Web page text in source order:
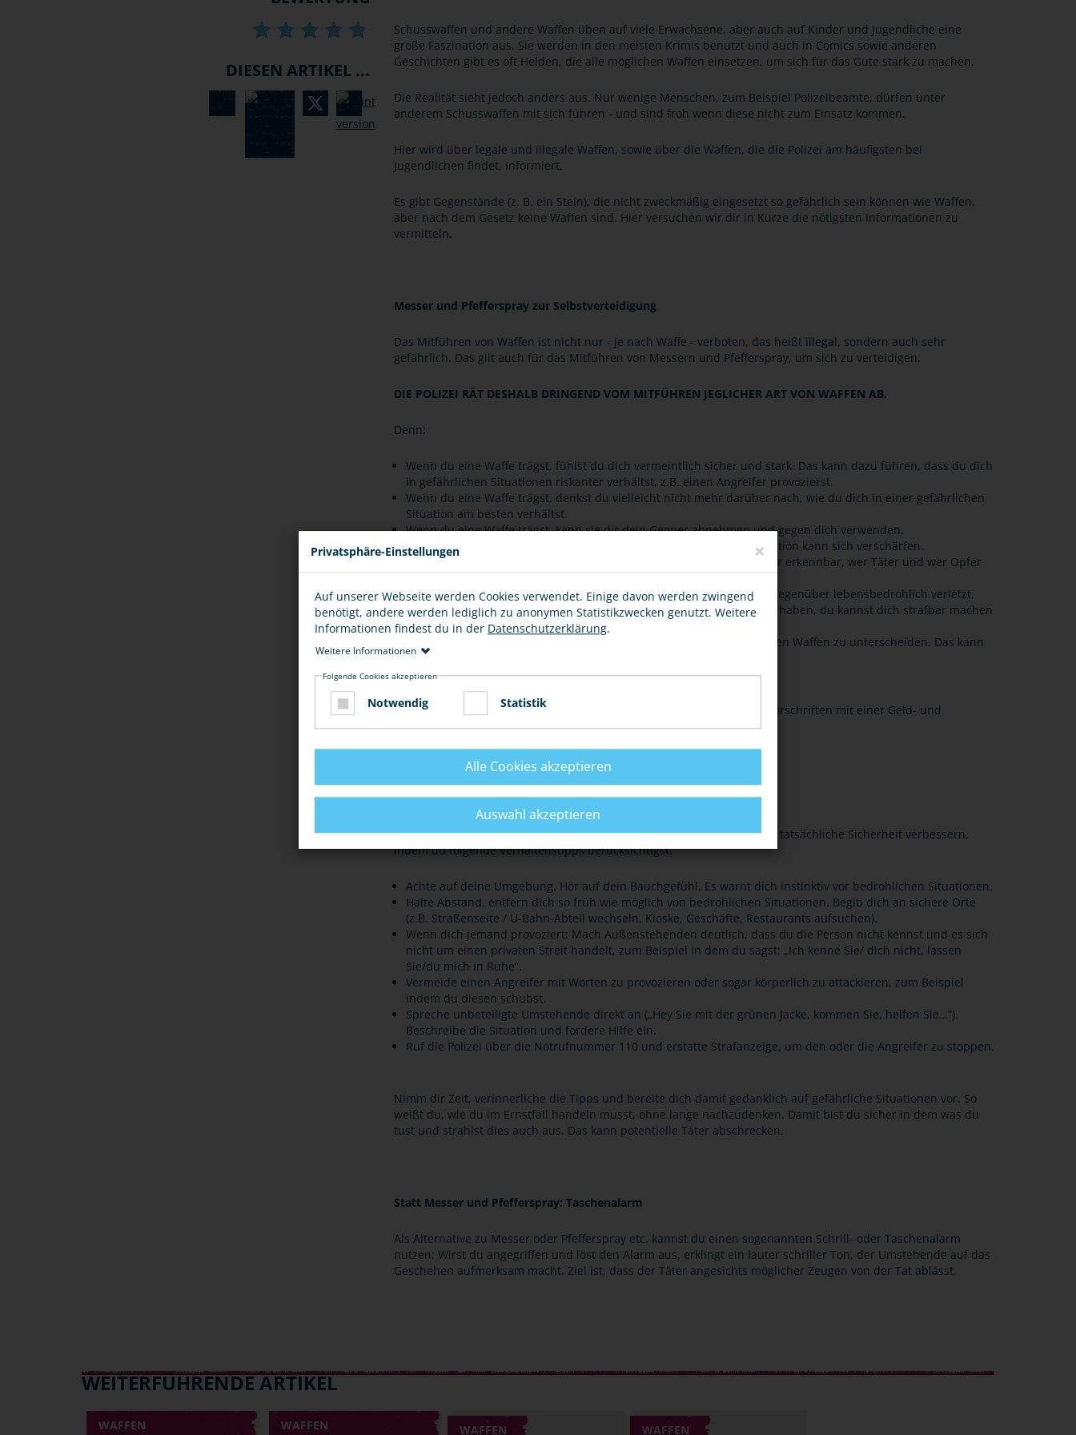
Schusswaffen und andere Waffen üben auf viele Erwachsene, aber auch auf Kinder und Jugendliche eine
große Faszination aus. Sie werden in den meisten Krimis benutzt und auch in Comics sowie anderen
Geschichten gibt es oft Helden, die alle möglichen Waffen einsetzen, um sich für das Gute stark zu machen.
Die Realität sieht jedoch anders aus. Nur wenige Menschen, zum Beispiel Polizeibeamte, dürfen unter
anderem Schusswaffen mit sich führen - und sind froh wenn diese nicht zum Einsatz kommen.
Hier wird über legale und illegale Waffen, sowie über die Waffen, die die Polizei am häufigsten bei
Jugendlichen findet, informiert.
Es gibt Gegenstände (z. B. ein Stein), die nicht zweckmäßig eingesetzt so gefährlich sein können wie Waffen,
aber nach dem Gesetz keine Waffen sind. Hier versuchen wir dir in Kürze die nötigsten Informationen zu
vermitteln.
Messer und Pfefferspray zur Selbstverteidigung
Das Mitführen von Waffen ist nicht nur - je nach Waffe - verboten, das heißt illegal, sondern auch sehr
gefährlich. Das gilt auch für das Mitführen von Messern und Pfefferspray, um sich zu verteidigen.
DIE POLIZEI RÄT DESHALB DRINGEND VOM MITFÜHREN JEGLICHER ART VON WAFFEN AB.
Denn:
Wenn du eine Waffe trägst, fühlst du dich vermeintlich sicher und stark. Das kann dazu führen, dass du dich
in gefährlichen Situationen riskanter verhältst, z.B. einen Angreifer provozierst.
Wenn du eine Waffe trägst, denkst du vielleicht nicht mehr darüber nach, wie du dich in einer gefährlichen
Situation am besten verhältst.
Wenn du eine Waffe trägst, kann sie dir dein Gegner abnehmen und gegen dich verwenden.
Wenn du eine Waffe trägst, kann die Gewalt eskalieren, d.h. die Situation kann sich verschärfen.
Wenn du eine Waffe trägst, ist es für Helfer und für die Polizei schwer erkennbar, wer Täter und wer Opfer
Wenn du eine Waffe trägst, besteht die Gefahr, dass du damit dein Gegenüber lebensbedrohlich verletzt,
zum Beispiel mit einem Messer. Das kann erhebliche Folgen für dich haben, du kannst dich strafbar machen
und verurteilt werden.
Schreckschusswaffen und unechte Waffen sind häufig nicht von echten Waffen zu unterscheiden. Das kann
dazu führen, dass die Polizei im schlimmsten Fall schießt.
Zudem können Verstöße gegen waffenrechtliche Bestimmungen und Vorschriften mit einer Geld- und
Freiheitsstrafe geahndet werden.
Stärke dein Sicherheitsgefühl – ohne Waffen!
Statt eine Waffe zu tragen, kannst du dein Sicherheitsgefühl und deine tatsächliche Sicherheit verbessern,
indem du folgende Verhaltenstipps berücksichtigst:
Achte auf deine Umgebung. Hör auf dein Bauchgefühl. Es warnt dich instinktiv vor bedrohlichen Situationen.
Halte Abstand, entfern dich so früh wie möglich von bedrohlichen Situationen. Begib dich an sichere Orte
(z.B. Straßenseite / U-Bahn-Abteil wechseln, Kioske, Geschäfte, Restaurants aufsuchen).
Wenn dich jemand provoziert: Mach Außenstehenden deutlich, dass du die Person nicht kennst und es sich
nicht um einen privaten Streit handelt, zum Beispiel in dem du sagst: „Ich kenne Sie/ dich nicht, lassen
Sie/du mich in Ruhe“.
Vermeide einen Angreifer mit Worten zu provozieren oder sogar körperlich zu attackieren, zum Beispiel
indem du diesen schubst.
Spreche unbeteiligte Umstehende direkt an („Hey Sie mit der grünen Jacke, kommen Sie, helfen Sie…“).
Beschreibe die Situation und fordere Hilfe ein.
Ruf die Polizei über die Notrufnummer 110 und erstatte Strafanzeige, um den oder die Angreifer zu stoppen.
Nimm dir Zeit, verinnerliche die Tipps und bereite dich damit gedanklich auf gefährliche Situationen vor. So
weißt du, wie du im Ernstfall handeln musst, ohne lange nachzudenken. Damit bist du sicher in dem was du
tust und strahlst dies auch aus. Das kann potentielle Täter abschrecken.
Statt Messer und Pfefferspray: Taschenalarm
Als Alternative zu Messer oder Pfefferspray etc. kannst du einen sogenannten Schrill- oder Taschenalarm
nutzen: Wirst du angegriffen und löst den Alarm aus, erklingt ein lauter schriller Ton, der Umstehende auf das
Geschehen aufmerksam macht. Ziel ist, dass der Täter angesichts möglicher Zeugen von der Tat ablässt.
DIESEN ARTIKEL ...
WEITERFÜHRENDE ARTIKEL
WAFFEN WAFFEN WAFFEN WAFFEN
Privatsphäre-Einstellungen ×
Auf unserer Webseite werden Cookies verwendet. Einige davon werden zwingend
benötigt, andere werden lediglich zu anonymen Statistikzwecken genutzt. Weitere
Informationen findest du in der Datenschutzerklärung.
Weitere Informationen
Folgende Cookies akzeptieren
Notwendig Statistik
Alle Cookies akzeptieren
Auswahl akzeptieren